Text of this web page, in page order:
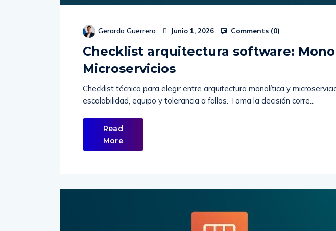
Gerardo Guerrero Junio 1, 2026 Comments (0)
Checklist arquitectura software:
Microservicios
Checklist técnico para elegir entre arquitectura monolítica y
escalabilidad, equipo y tolerancia a fallos. Toma la decisión corre...
Read
More